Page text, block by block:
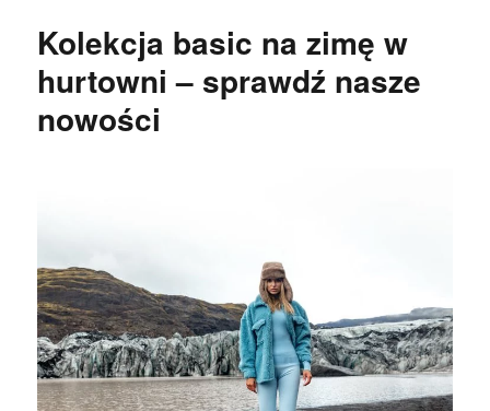
Kolekcja basic na zimę w
hurtowni – sprawdź nasze
nowości